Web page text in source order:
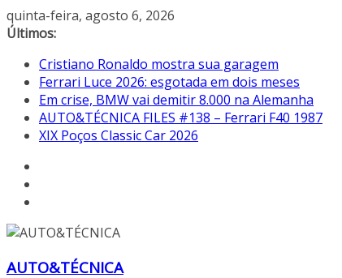
Pular
para
conteúdo
quinta-feira, agosto 6, 2026
Últimos:
Cristiano Ronaldo mostra sua garagem
Ferrari Luce 2026: esgotada em dois meses
Em crise, BMW vai demitir 8.000 na Alemanha
AUTO&TÉCNICA FILES #138 – Ferrari F40 1987
XIX Poços Classic Car 2026
AUTO&TÉCNICA